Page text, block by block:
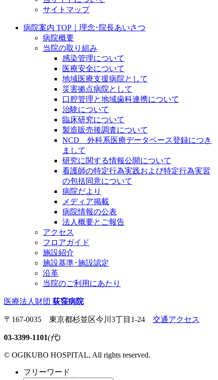
サイトマップ
病院案内 TOP｜理念･院長あいさつ
病院概要
当院の取り組み
感染管理について
医療安全について
地域医療支援病院として
災害拠点病院として
口腔管理と地域歯科連携について
治験について
臨床研究について
製造販売後調査について
NCD 外科系医療データベース登録につき
まして
研究に関する情報公開について
看護師の特定行為実践および特定行為実習
の包括同意について
病院だより
メディア掲載
病院情報の公表
法人概要とご報告
アクセス
フロアガイド
施設紹介
施設基準･施設認定
沿革
当院のご利用にあたり
医療法人財団 荻窪病院
〒167-0035 東京都杉並区今川3丁目1-24 交通アクセス
03-3399-1101(代)
© OGIKUBO HOSPITAL, All rights reserved.
フリーワード